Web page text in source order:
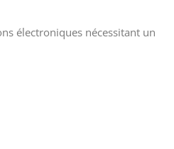
électroniques nécessitant un